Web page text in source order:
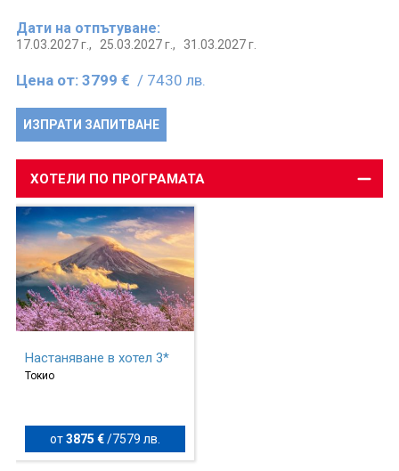
Дати на отпътуване:
17.03.2027 г., 25.03.2027 г., 31.03.2027 г.
Цена от: 3799 € / 7430 лв.
ИЗПРАТИ ЗАПИТВАНЕ
ХОТЕЛИ ПО ПРОГРАМАТА
Настаняване в хотел 3*
Токио
от3875 € / 7579 лв.